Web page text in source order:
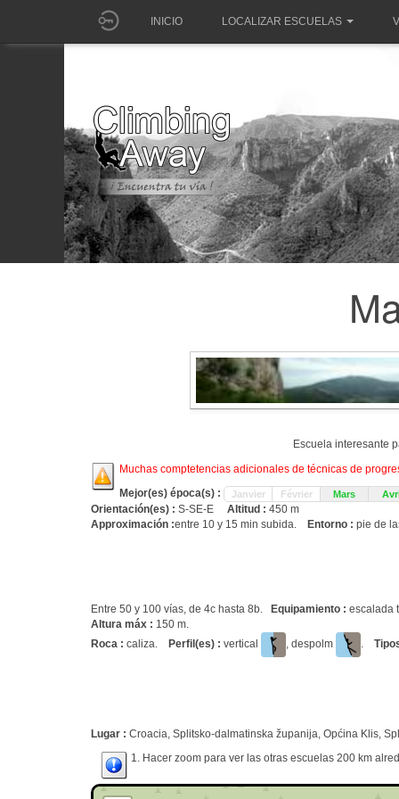
INICIO LOCALIZAR ESCUELAS
Escuela interesante
Muchas comptetencias adicionales de técnicas de
Mejor(es) época(s) :
Janvier Février Mars
Orientación(es) : S-SE-E Altitud : 450 m
Approximación :entre 10 y 15 min subida. Entorno : pie de
Entre 50 y 100 vías, de 4c hasta 8b. Equipamiento : escalada
Altura máx : 150 m.
Roca : caliza. Perfil(es) : vertical , despolm .
Lugar : Croacia, Splitsko-dalmatinska županija, Općina Klis,
1. Hacer zoom para ver las otras escuelas 200 km